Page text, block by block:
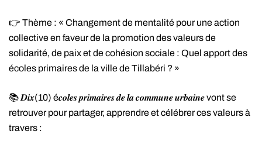
👉 Thème : « Changement de mentalité pour une action
collective en faveur de la promotion des valeurs de
solidarité, de paix et de cohésion sociale : Quel apport des
écoles primaires de la ville de Tillabéri ? »
📚 𝑫𝒊𝒙(10) é𝒄𝒐𝒍𝒆𝒔 𝒑𝒓𝒊𝒎𝒂𝒊𝒓𝒆𝒔 𝒅𝒆 𝒍𝒂 𝒄𝒐𝒎𝒎𝒖𝒏𝒆 𝒖𝒓𝒃𝒂𝒊𝒏𝒆 vont se
retrouver pour partager, apprendre et célébrer ces valeurs à
travers :